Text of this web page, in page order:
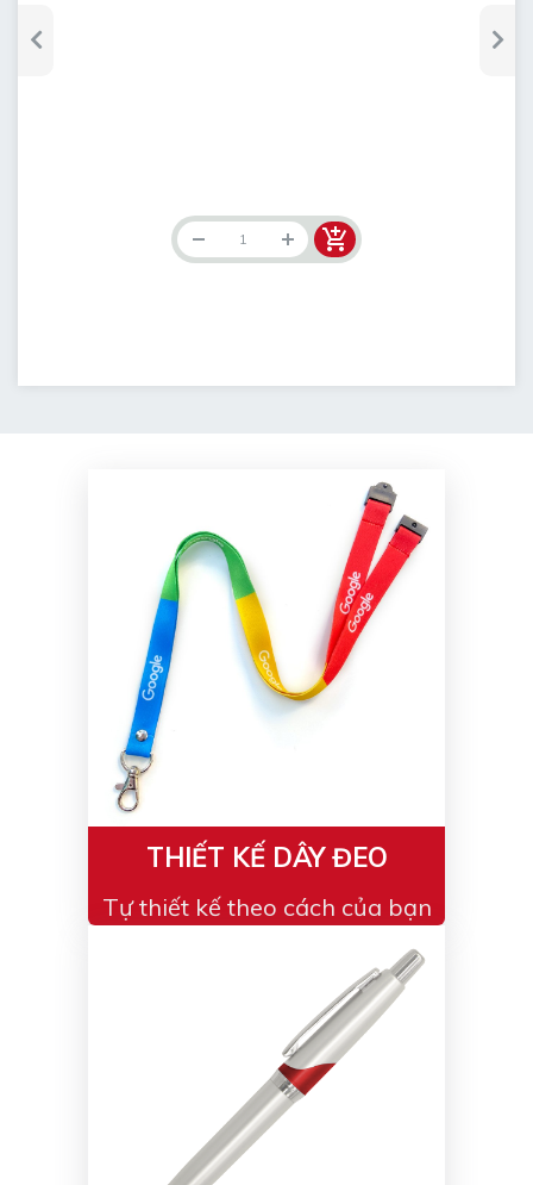
THIẾT KẾ DÂY ĐEO
Tự thiết kế theo cách của bạn